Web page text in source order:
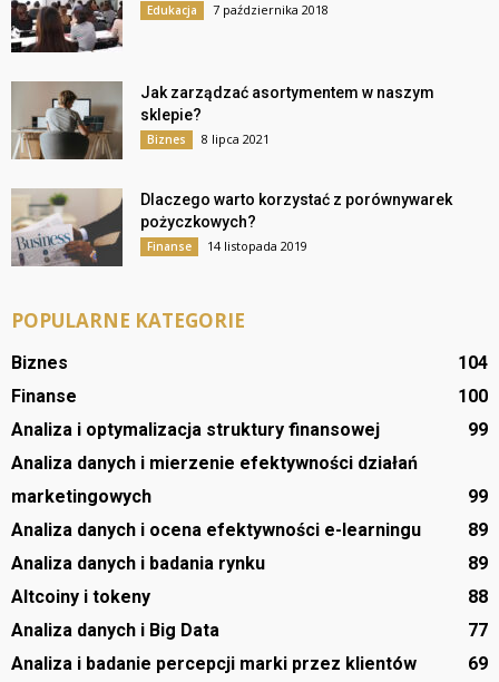
Edukacja 7 października 2018
Jak zarządzać asortymentem w naszym
sklepie?
Biznes 8 lipca 2021
Dlaczego warto korzystać z porównywarek
pożyczkowych?
Finanse 14 listopada 2019
POPULARNE KATEGORIE
Biznes
104
Finanse
100
Analiza i optymalizacja struktury finansowej
99
Analiza danych i mierzenie efektywności działań
marketingowych
99
Analiza danych i ocena efektywności e-learningu
89
Analiza danych i badania rynku
89
Altcoiny i tokeny
88
Analiza danych i Big Data
77
Analiza i badanie percepcji marki przez klientów
69